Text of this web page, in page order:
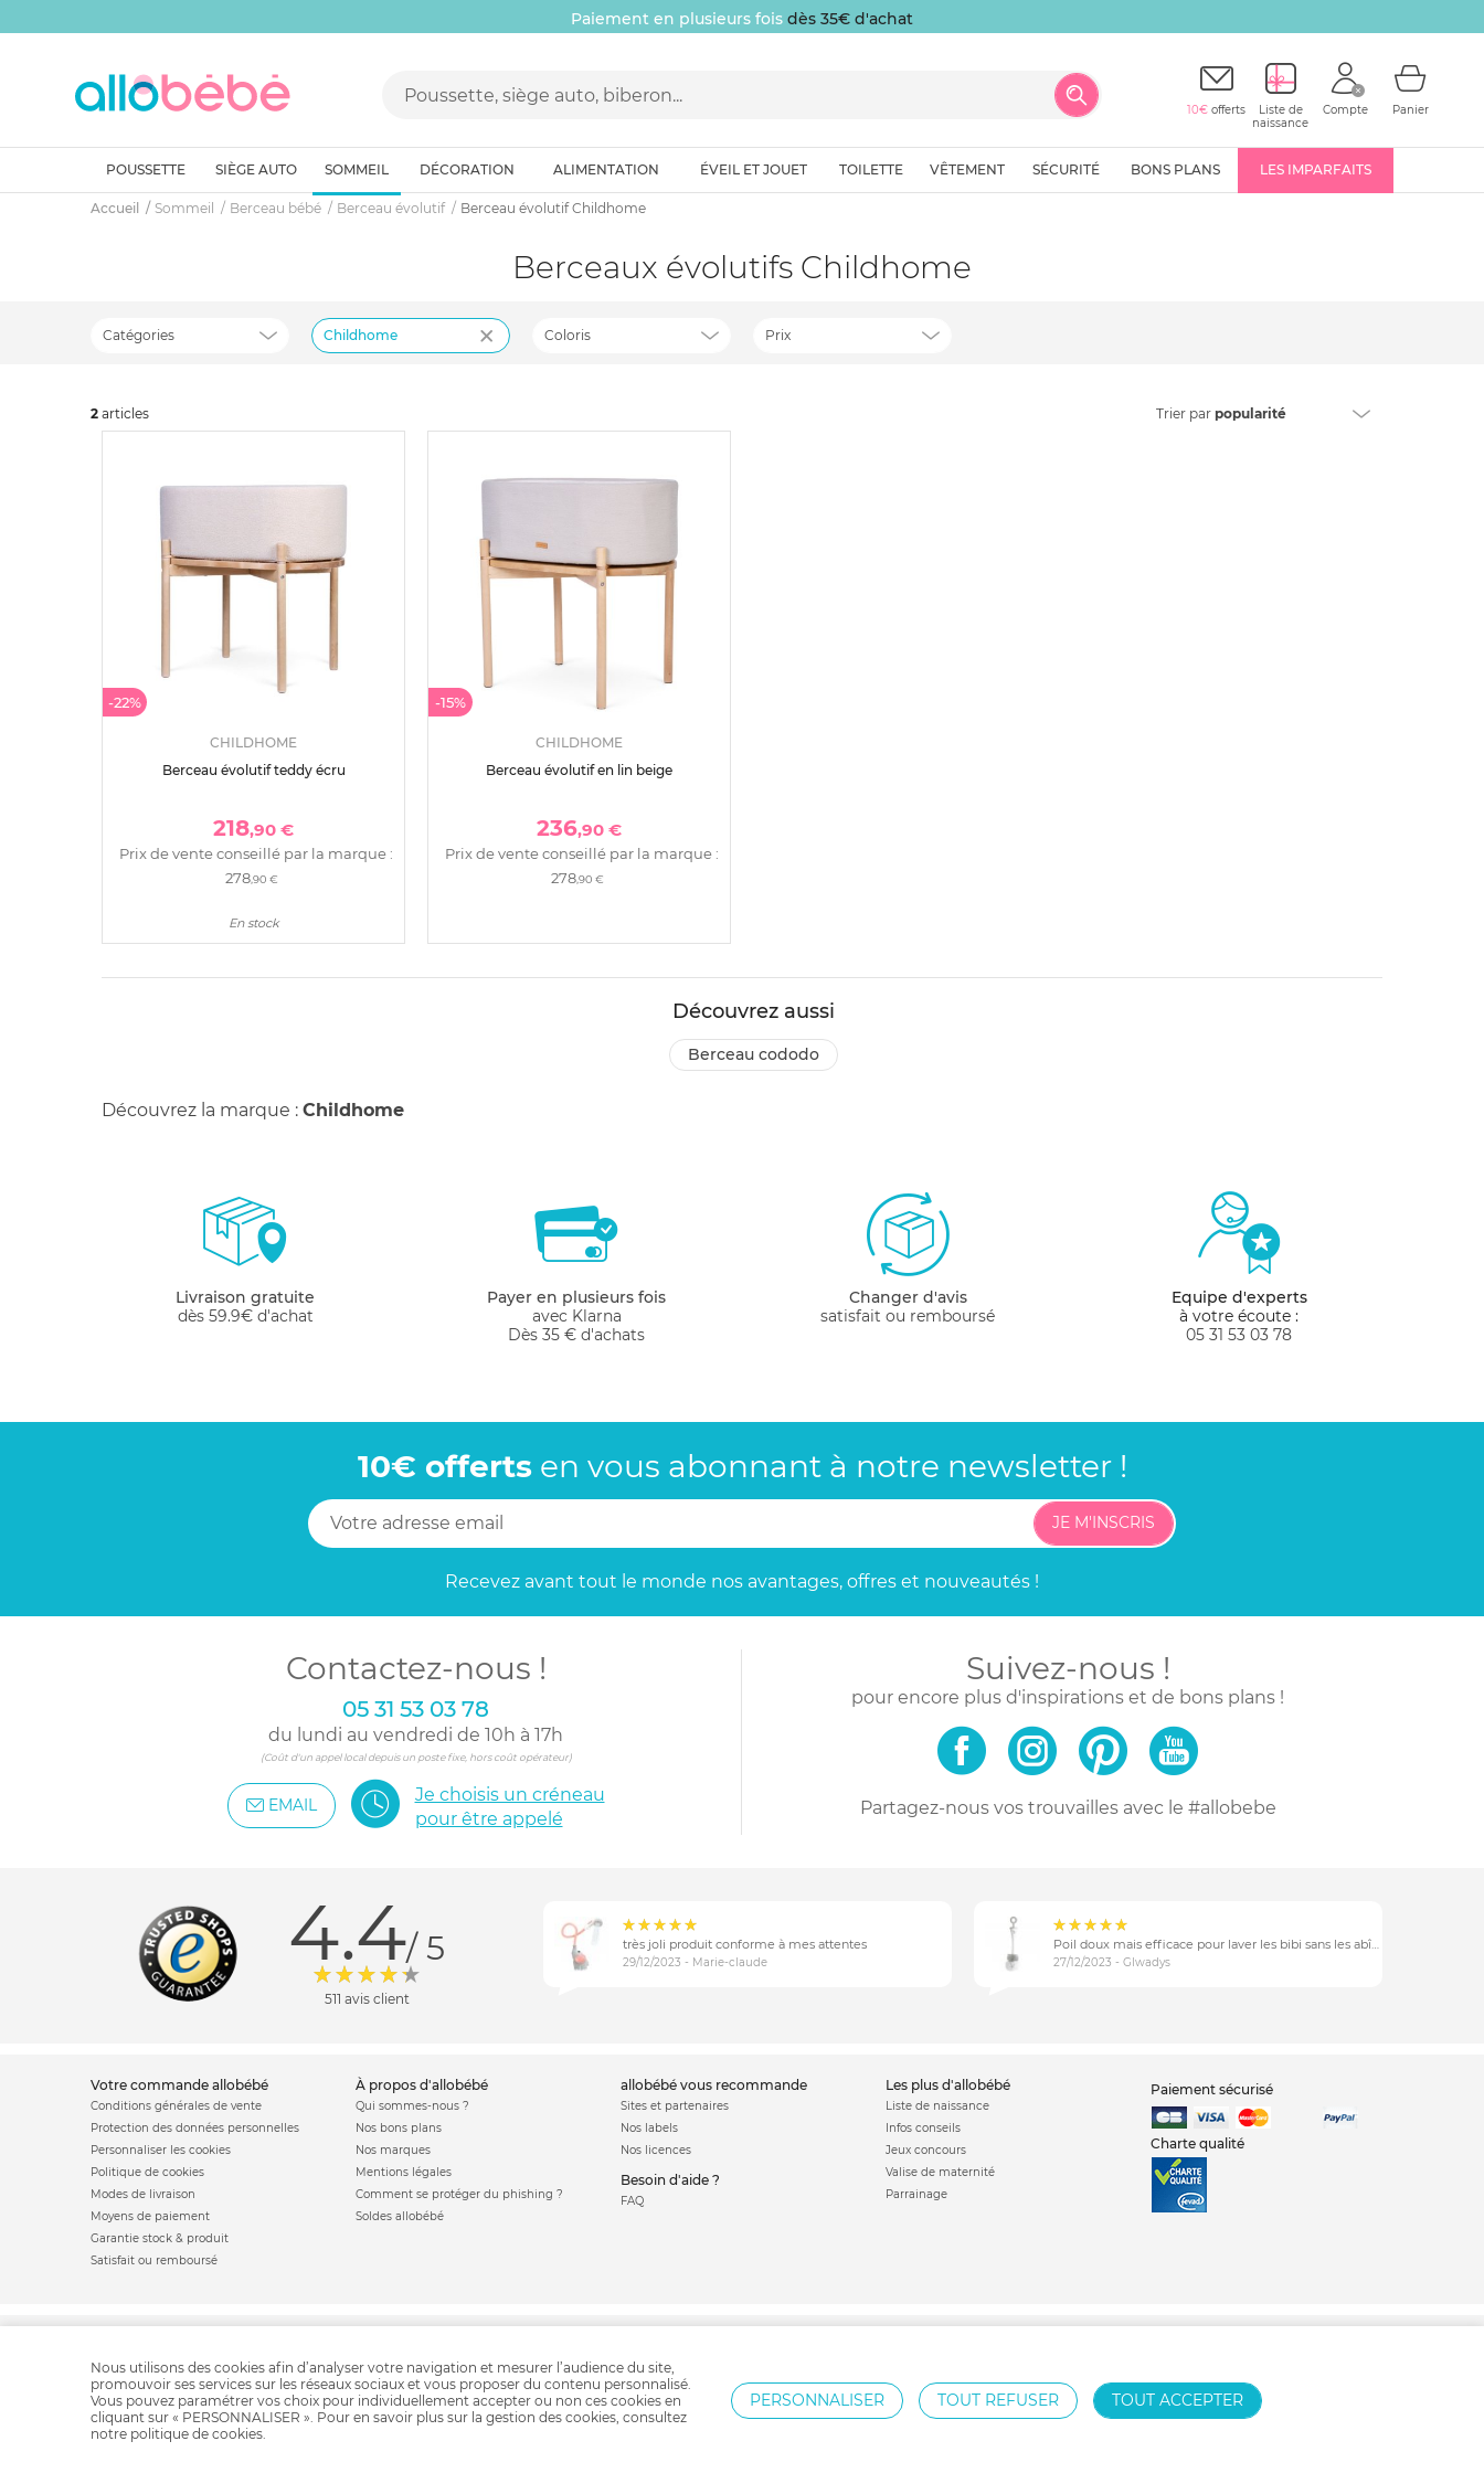
Paiement en plusieurs fois dès 35€ d'achat
10€ offerts
Liste de
naissance
Compte Panier
POUSSETTE SIÈGE AUTO SOMMEIL DÉCORATION ALIMENTATION ÉVEIL ET JOUET TOILETTE VÊTEMENT SÉCURITÉ BONS PLANS LES IMPARFAITS
Accueil Sommeil Berceau bébé Berceau évolutif Berceau évolutif Childhome
Berceaux évolutifs Childhome
Catégories Childhome Coloris Prix
2 articles Trier par popularité
-22%
CHILDHOME
Berceau évolutif teddy écru
218,90 €
Prix de vente conseillé par la marque :
278,90 €
En stock
-15%
CHILDHOME
Berceau évolutif en lin beige
236,90 €
Prix de vente conseillé par la marque :
278,90 €
Découvrez aussi
berceau cododo
Découvrez la marque : Childhome
Livraison gratuite
dès 59.9€ d'achat
Payer en plusieurs fois
avec Klarna
Dès 35 € d'achats
Changer d'avis
satisfait ou remboursé
Equipe d'experts
à votre écoute :
05 31 53 03 78
10€ offertsen vous abonnantà notre newsletter !
JE M'INSCRIS
Recevez avant tout le monde nos avantages, offres et nouveautés !
Contactez-nous !
05 31 53 03 78
du lundi au vendredi de 10h à 17h
(Coût d'un appel local depuis un poste fixe, hors coût opérateur)
EMAIL
Je choisis un créneau
pour être appelé
Suivez-nous !
pour encore plus d'inspirations et de bons plans !
Partagez-nous vos trouvaillesavec le #allobebe
4.4/ 5
511 avis client
très joli produit conforme à mes attentes
29/12/2023 - Marie-claude 27/12/2023 - Glwadys
votre commande allobébé
Conditions générales de vente
Protection des données personnelles
Personnaliser les cookies
Politique de cookies
Modes de livraison
Moyens de paiement
Garantie stock & produit
Satisfait ou remboursé
à propos d'allobébé
Qui sommes-nous ?
Nos bons plans
Nos marques
Mentions légales
Comment se protéger du phishing ?
Soldes allobébé
allobébé vous recommande
Sites et partenaires
Nos labels
Nos licences
Besoin d'aide ?
FAQ
les plus d'allobébé
Liste de naissance
Infos conseils
Jeux concours
Valise de maternité
Parrainage
Paiement sécurisé
Charte qualité
Nous utilisons des cookies afin d’analyser votre navigation et mesurer l’audience du site,
promouvoir ses services sur les réseaux sociaux et vous proposer du contenu personnalisé.
Vous pouvez paramétrer vos choix pour individuellement accepter ou non ces cookies en
cliquant sur « PERSONNALISER ». Pour en savoir plus sur la gestion des cookies, consultez
notre politique de cookies.
PERSONNALISER TOUT REFUSER TOUT ACCEPTER